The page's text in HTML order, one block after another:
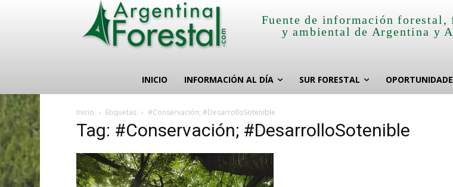
Fuente de información
y ambiental de Argentina y
INICIO INFORMACIÓN AL DÍA SUR FORESTAL
Inicio Etiquetas #Conservación; #DesarrolloSotenible
Tag: #Conservación; #DesarrolloSotenible